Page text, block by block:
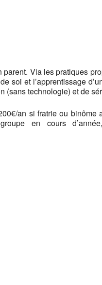
Via les pratiques
soi et l’apprentissage
(sans technologie) et de
an si fratrie ou
en cours